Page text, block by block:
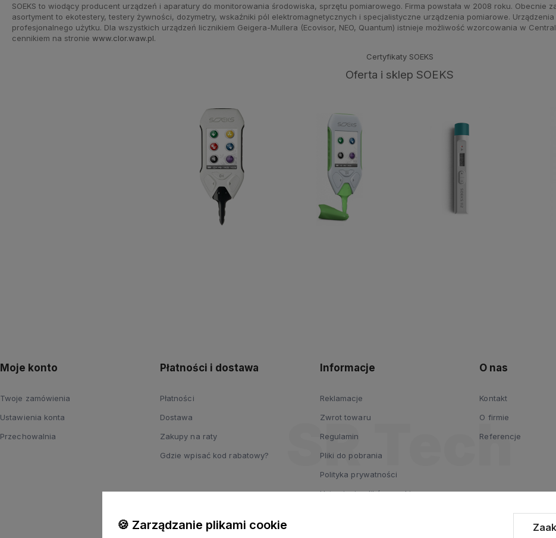
SOEKS to wiodący producent urządzeń i aparatury do monitorowania środowiska, sprzętu pomiarowego. Firma powstała w 2008 roku. Obecnie
asortyment to ekotestery, testery żywności, dozymetry, wskaźniki pól elektromagnetycznych i specjalistyczne urządzenia pomiarowe.
profesjonalnego użytku. Dla wszystkich urządzeń licznikiem Geigera-Mullera (Ecovisor, NEO, Quantum) istnieje możliwość wzorcowania w
cennikiem na stronie www.clor.waw.pl.
Certyfikaty SOEKS
Oferta i sklep SOEKS
Moje konto
Twoje zamówienia
Ustawienia konta
Przechowalnia
Płatności i dostawa
Płatności
Dostawa
Zakupy na raty
Gdzie wpisać kod rabatowy?
Informacje
Reklamacje
Zwrot towaru
Regulamin
Pliki do pobrania
Polityka prywatności
Ustawienia plików cookies
O nas
Kontakt
O firmie
Referencje
🍪 Zarządzanie plikami cookie